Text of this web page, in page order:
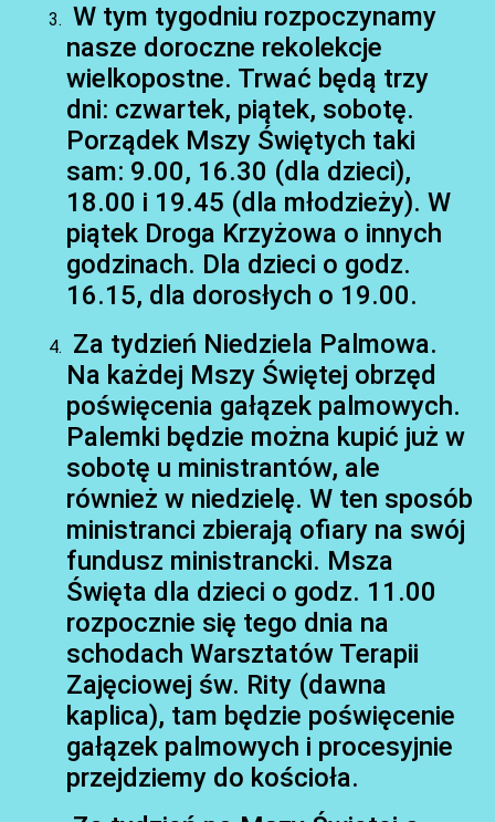
W tym tygodniu rozpoczynamy
nasze doroczne rekolekcje
wielkopostne. Trwać będą trzy
dni: czwartek, piątek, sobotę.
Porządek Mszy Świętych taki
sam: 9.00, 16.30 (dla dzieci),
18.00 i 19.45 (dla młodzieży). W
piątek Droga Krzyżowa o innych
godzinach. Dla dzieci o godz.
16.15, dla dorosłych o 19.00.
Za tydzień Niedziela Palmowa.
Na każdej Mszy Świętej obrzęd
poświęcenia gałązek palmowych.
Palemki będzie można kupić już w
sobotę u ministrantów, ale
również w niedzielę. W ten sposób
ministranci zbierają ofiary na swój
fundusz ministrancki. Msza
Święta dla dzieci o godz. 11.00
rozpocznie się tego dnia na
schodach Warsztatów Terapii
Zajęciowej św. Rity (dawna
kaplica), tam będzie poświęcenie
gałązek palmowych i procesyjnie
przejdziemy do kościoła.
AKTUALNOŚCI
AKTUALNOŚCI